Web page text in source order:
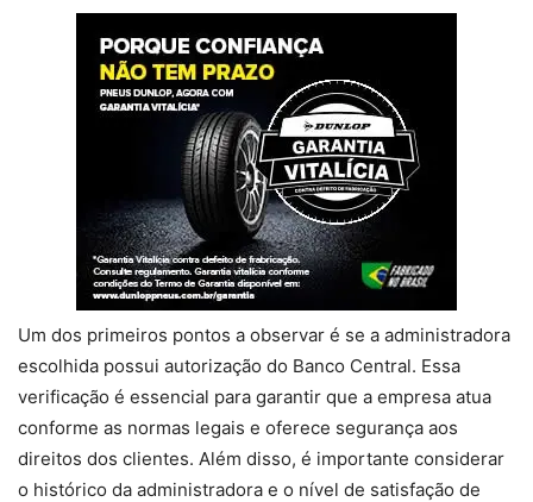
Um dos primeiros pontos a observar é se a administradora
escolhida possui autorização do Banco Central. Essa
verificação é essencial para garantir que a empresa atua
conforme as normas legais e oferece segurança aos
direitos dos clientes. Além disso, é importante considerar
o histórico da administradora e o nível de satisfação de